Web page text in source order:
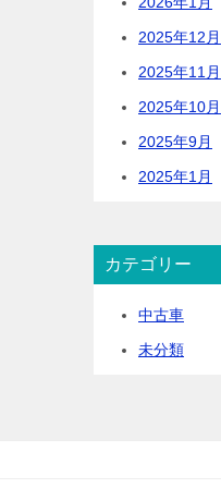
2025年12月
2025年11月
2025年10月
2025年9月
2025年1月
カテゴリー
中古車
未分類